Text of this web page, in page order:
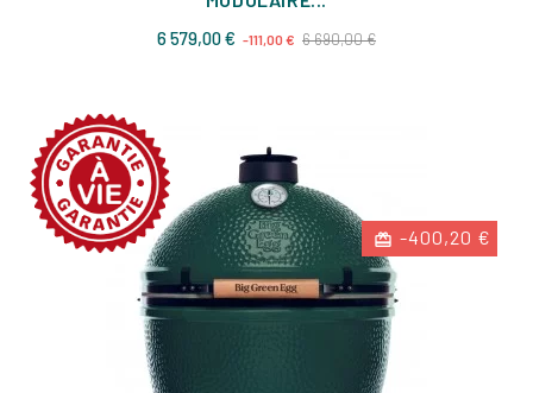
6 579,00 € Prix
-111,00 € 6 690,00 €Prix
-400,20 €